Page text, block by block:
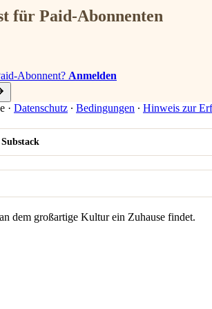
für Paid-Abonnenten
Abonnent? Anmelden
· Datenschutz ∙ Bedingungen ∙ Hinweis zur
dem großartige Kultur ein Zuhause findet.